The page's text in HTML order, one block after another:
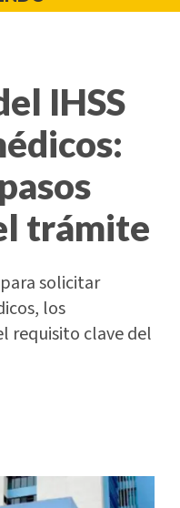
IHSS
trámite
solicitar
los
requisito clave del